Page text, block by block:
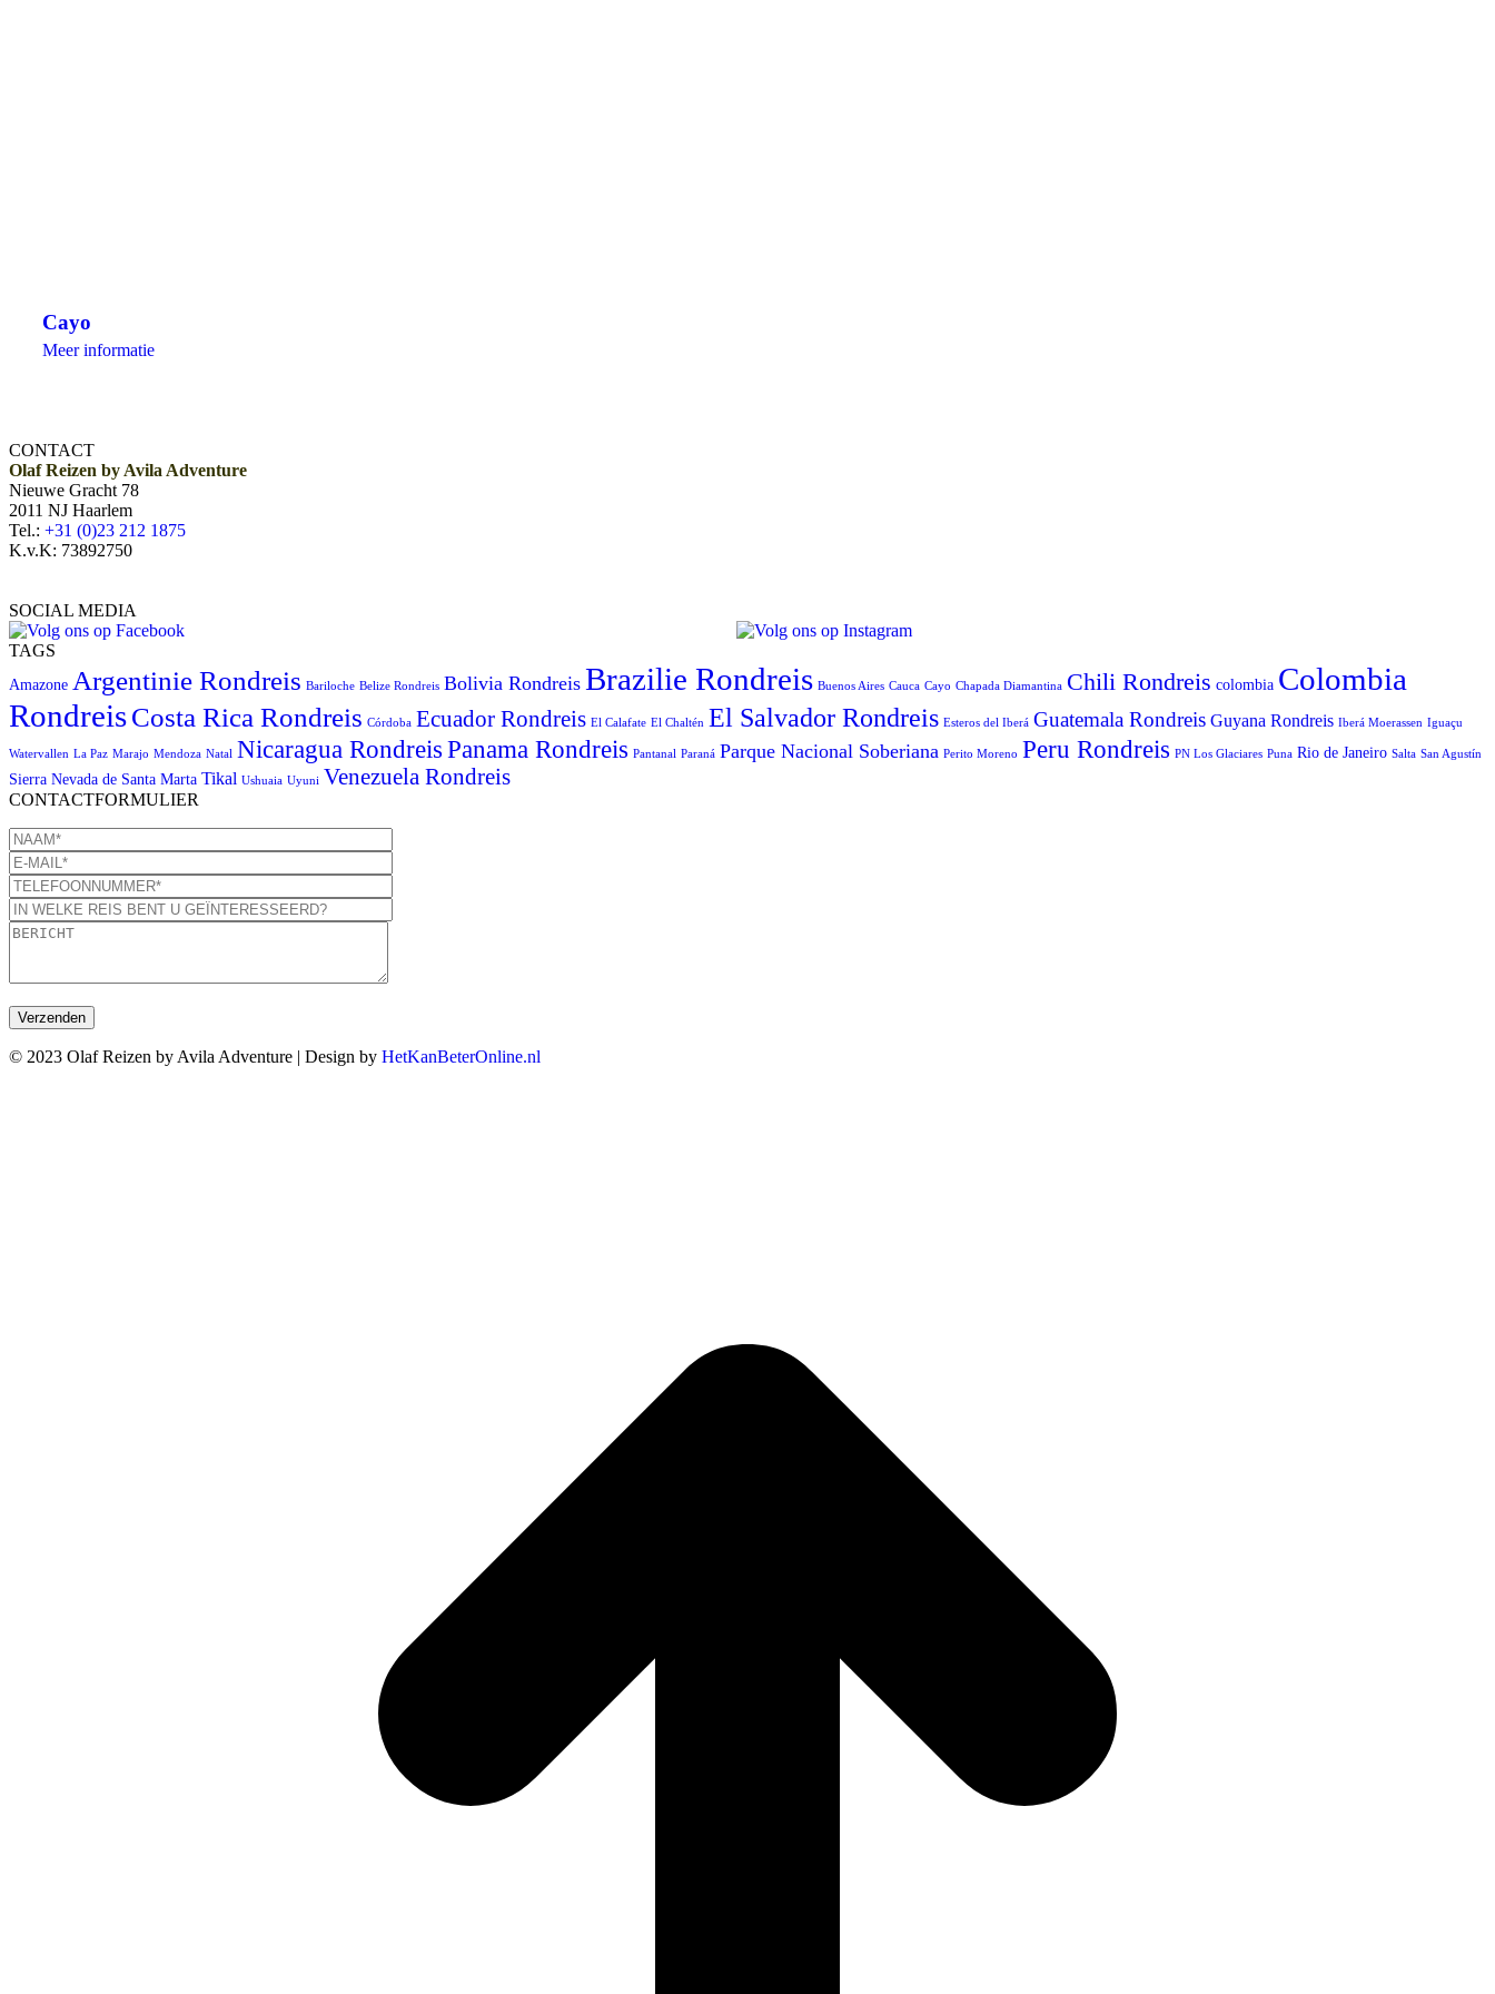
Cayo
Meer informatie
CONTACT
Olaf Reizen by Avila Adventure
Nieuwe Gracht 78
2011 NJ Haarlem
Tel.: +31 (0)23 212 1875
K.v.K: 73892750
SOCIAL MEDIA
TAGS
Amazone Argentinie Rondreis Bariloche Belize Rondreis Bolivia Rondreis Brazilie Rondreis Buenos Aires Cauca Cayo Chapada Diamantina Chili Rondreis colombia Colombia
RondreisCosta Rica Rondreis Córdoba Ecuador Rondreis El Calafate El Chaltén El Salvador Rondreis Esteros del Iberá Guatemala Rondreis Guyana Rondreis Iberá Moerassen Iguaçu
Watervallen La Paz Marajo Mendoza Natal Nicaragua Rondreis Panama Rondreis Pantanal Paraná Parque Nacional Soberiana Perito Moreno Peru Rondreis PN Los Glaciares Puna Rio de Janeiro Salta San Agustín
Sierra Nevada de Santa Marta Tikal Ushuaia Uyuni Venezuela Rondreis
CONTACTFORMULIER
© 2023 Olaf Reizen by Avila Adventure | Design by HetKanBeterOnline.nl